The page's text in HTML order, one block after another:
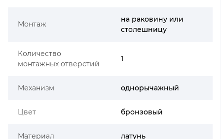
Монтаж
на раковину или
столешницу
Количество
монтажных отверстий
1
Механизм однорычажный
Цвет бронзовый
Материал латунь